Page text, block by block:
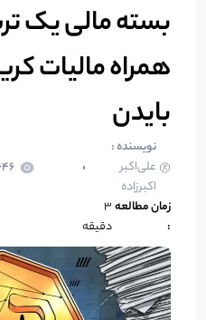
بسته مالی یک
همراه مالیات
بایدن
نویسنده :
علی‌اکبر
اکبرزاده
زمان مطالعه
:
۳
دقیقه